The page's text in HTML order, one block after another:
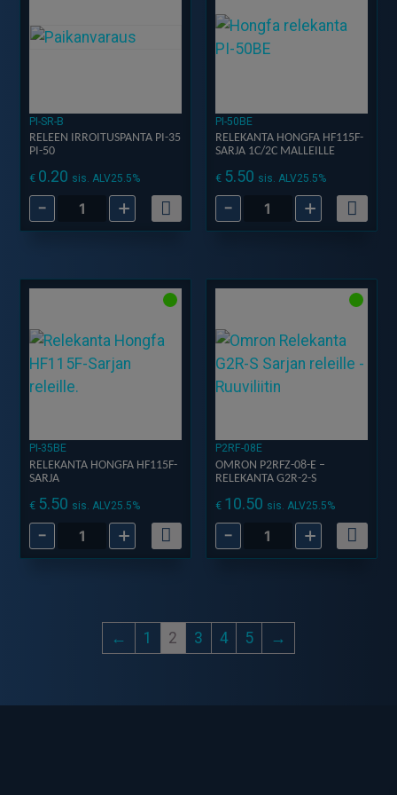
määrä
PI-SR-B
RELEEN IRROITUSPANTA PI-35
PI-50
€ 0.20 sis. ALV25.5%
-
RELEEN
IRROITUSPANTA
35
määrä
+
PI-50BE
RELEKANTA HONGFA HF115F-
SARJA 1C/2C MALLEILLE
€ 5.50 sis. ALV25.5%
-
Relekanta
Hongfa
Sarja
määrä
+
PI-35BE
RELEKANTA HONGFA HF115F-
SARJA
€ 5.50 sis. ALV25.5%
-
Relekanta
Hongfa
+
P2RF-08E
OMRON P2RFZ-08-E –
RELEKANTA G2R-2-S
€ 10.50 sis. ALV25.5%
-
Omron
P2RFZ-
-
Relekanta
+
← 1 2 3 4 5 →